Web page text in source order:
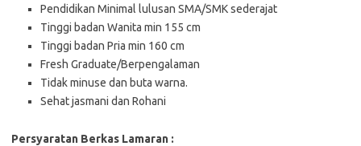
Pendidikan Minimal lulusan SMA/SMK sederajat
Tinggi badan Wanita min 155 cm
Tinggi badan Pria min 160 cm
Fresh Graduate/Berpengalaman
Tidak minuse dan buta warna.
Sehat jasmani dan Rohani
Persyaratan Berkas Lamaran :